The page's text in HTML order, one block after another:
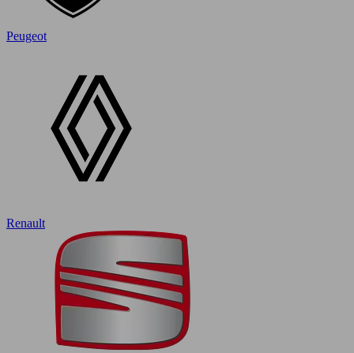
Peugeot
Renault